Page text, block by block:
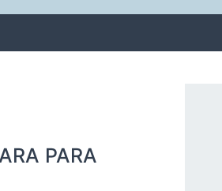
PARA